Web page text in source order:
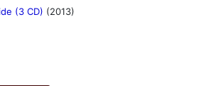
(3 CD) (2013)